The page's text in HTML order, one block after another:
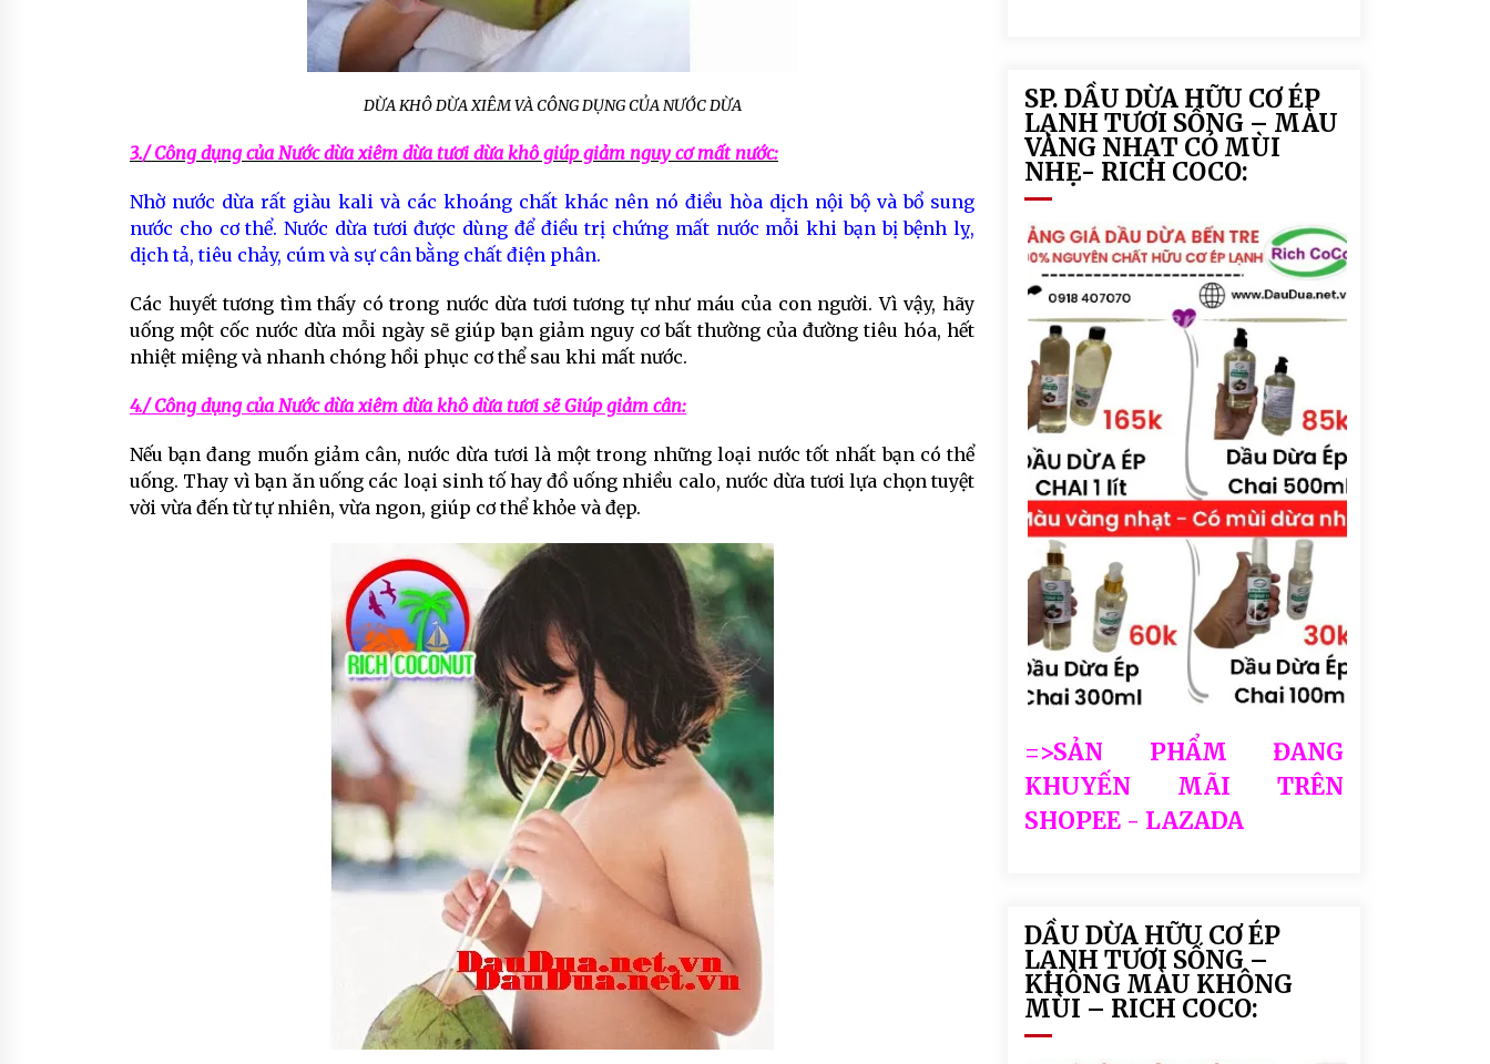
DỪA KHÔ DỪA XIÊM VÀ CÔNG DỤNG CỦA NƯỚC DỪA
3./ Công dụng của Nước dừa xiêm dừa tươi dừa khô giúp giảm nguy cơ mất nước:
Nhờ nước dừa rất giàu kali và các khoáng chất khác nên nó điều hòa dịch nội bộ và bổ sung
nước cho cơ thể. Nước dừa tươi được dùng để điều trị chứng mất nước mỗi khi bạn bị bệnh lỵ,
dịch tả, tiêu chảy, cúm và sự cân bằng chất điện phân.
Các huyết tương tìm thấy có trong nước dừa tươi tương tự như máu của con người. Vì vậy, hãy
uống một cốc nước dừa mỗi ngày sẽ giúp bạn giảm nguy cơ bất thường của đường tiêu hóa, hết
nhiệt miệng và nhanh chóng hồi phục cơ thể sau khi mất nước.
4./ Công dụng của Nước dừa xiêm dừa khô dừa tươi sẽ Giúp giảm cân:
Nếu bạn đang muốn giảm cân, nước dừa tươi là một trong những loại nước tốt nhất bạn có thể
uống. Thay vì bạn ăn uống các loại sinh tố hay đồ uống nhiều calo, nước dừa tươi lựa chọn tuyệt
vời vừa đến từ tự nhiên, vừa ngon, giúp cơ thể khỏe và đẹp.
SP. DẦU DỪA HỮU CƠ ÉP
LẠNH TƯƠI SỐNG – MÀU
VÀNG NHẠT CÓ MÙI
NHẸ- RICH COCO:
=>SẢN PHẨM ĐANG
KHUYẾN MÃI TRÊN
SHOPEE - LAZADA
DẦU DỪA HỮU CƠ ÉP
LẠNH TƯƠI SỐNG –
KHÔNG MÀU KHÔNG
MÙI – RICH COCO: